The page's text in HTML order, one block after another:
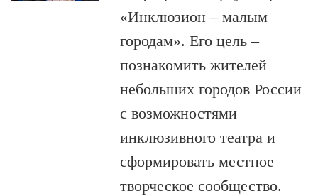
«Инклюзион – малым
городам». Его цель –
познакомить жителей
небольших городов России
с возможностями
инклюзивного театра и
сформировать местное
творческое сообщество.